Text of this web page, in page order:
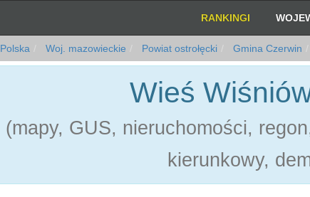
RANKINGI
Polska Woj. mazowieckie Powiat ostrołęcki Gmina Czerwin
Wieś
(mapy, GUS, nieruchomości,
kierunkowy,